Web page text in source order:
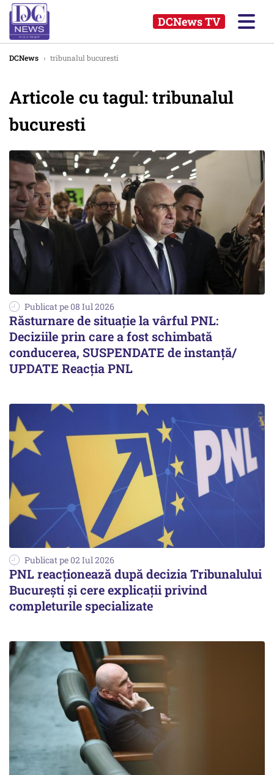
DCNews TV
DCNews › tribunalul bucuresti
Articole cu tagul: tribunalul
bucuresti
Publicat pe 08 Iul 2026
Răsturnare de situație la vârful PNL:
Deciziile prin care a fost schimbată
conducerea, SUSPENDATE de instanță/
UPDATE Reacția PNL
Publicat pe 02 Iul 2026
PNL reacționează după decizia Tribunalului
București și cere explicații privind
completurile specializate